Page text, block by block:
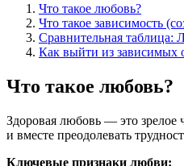
Что такое любовь?
Что такое зависимость
Сравнительная таблица:
Как выйти из зависимых
Что такое любовь?
Здоровая любовь — это зрелое
и вместе преодолевать
Ключевые признаки любви: